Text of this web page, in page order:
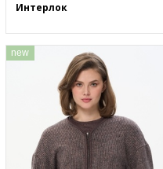
Интерлок
new